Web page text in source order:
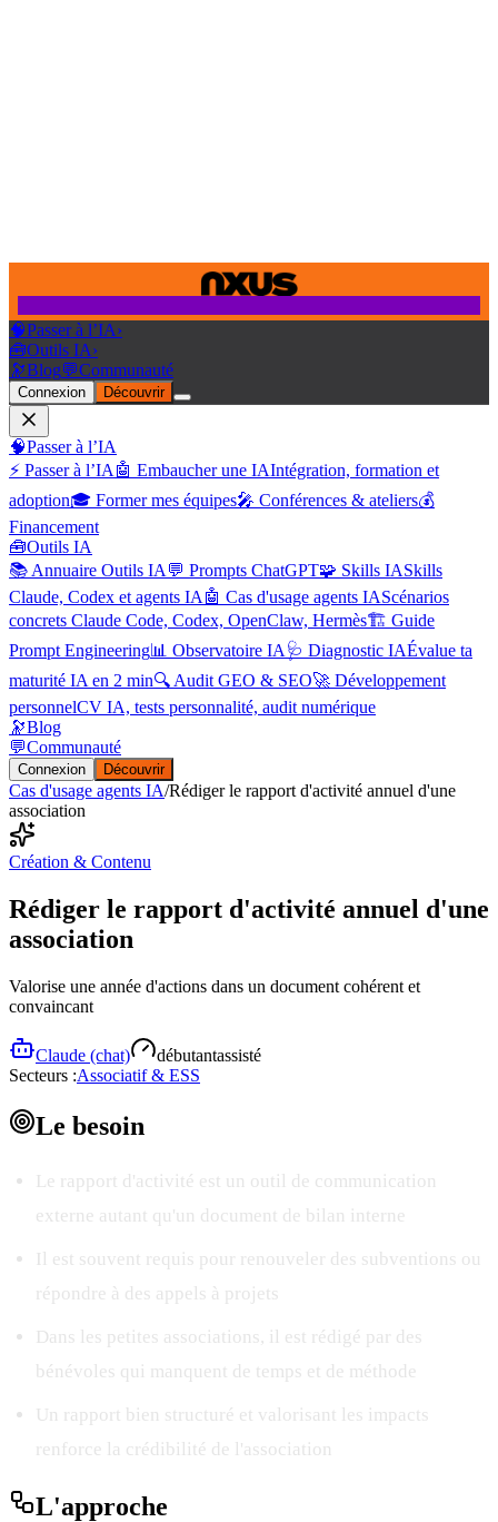
🧠Passer à l’IA›
🧰Outils IA›
🔭Blog💬Communauté
Connexion Découvrir
🧠Passer à l’IA
⚡ Passer à l’IA 🤖 Embaucher une IAIntégration, formation et
adoption🎓 Former mes équipes🎤 Conférences & ateliers💰
Financement
🧰Outils IA
📚 Annuaire Outils IA 💬 Prompts ChatGPT🧩 Skills IASkills
Claude, Codex et agents IA 🤖 Cas d'usage agents IAScénarios
concrets Claude Code, Codex, OpenClaw, Hermès🏗️ Guide
Prompt Engineering📊 Observatoire IA 🩺 Diagnostic IAÉvalue ta
maturité IA en 2 min🔍 Audit GEO & SEO🚀 Développement
personnelCV IA, tests personnalité, audit numérique
🔭Blog
💬Communauté
Connexion Découvrir
Cas d'usage agents IA/Rédiger le rapport d'activité annuel d'une
association
Création & Contenu
Rédiger le rapport d'activité annuel d'une
association
Valorise une année d'actions dans un document cohérent et
convaincant
Claude (chat) débutantassisté
Secteurs :Associatif & ESS
Le besoin
Le rapport d'activité est un outil de communication
externe autant qu'un document de bilan interne
Il est souvent requis pour renouveler des subventions ou
répondre à des appels à projets
Dans les petites associations, il est rédigé par des
bénévoles qui manquent de temps et de méthode
Un rapport bien structuré et valorisant les impacts
renforce la crédibilité de l'association
L'approche